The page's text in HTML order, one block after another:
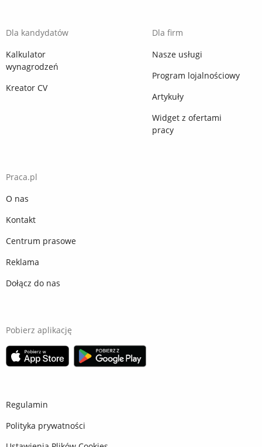
Dla kandydatów
Kalkulator
wynagrodzeń
Kreator CV
Dla firm
Nasze usługi
Program lojalnościowy
Artykuły
Widget z ofertami
pracy
Praca.pl
O nas
Kontakt
Centrum prasowe
Reklama
Dołącz do nas
Pobierz aplikację
Regulamin
Polityka prywatności